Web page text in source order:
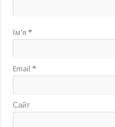
Ім'я*
Email*
Сайт